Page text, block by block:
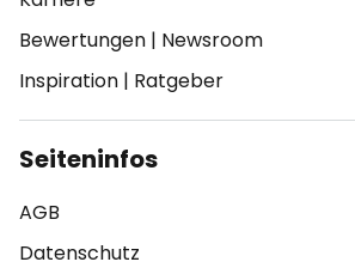
Bewertungen | Newsroom
Inspiration | Ratgeber
Seiteninfos
AGB
Datenschutz